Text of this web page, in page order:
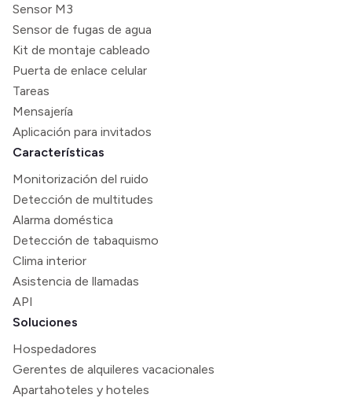
Sensor M3
Sensor de fugas de agua
Kit de montaje cableado
Puerta de enlace celular
Tareas
Mensajería
Aplicación para invitados
Características
Monitorización del ruido
Detección de multitudes
Alarma doméstica
Detección de tabaquismo
Clima interior
Asistencia de llamadas
API
Soluciones
Hospedadores
Gerentes de alquileres vacacionales
Apartahoteles y hoteles